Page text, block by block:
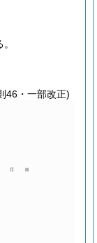
46・一部改正)